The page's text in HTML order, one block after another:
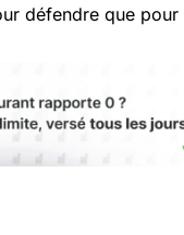
défendre que pour